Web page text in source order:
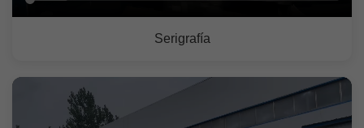
Serigrafía